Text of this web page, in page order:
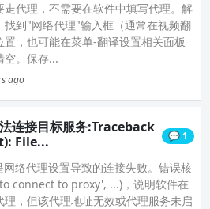
走代理，不需要在软件中填写代理。解
找到"网络代理"输入框（通常在视频翻
，也可能在菜单-翻译设置相关面板
空。保存...
ago
连接目标服务:Traceback
File...
💬 1
网络代理设置导致的连接失败。错误核
connect to proxy', ...)，说明软件在
，但该代理地址无效或代理服务未启